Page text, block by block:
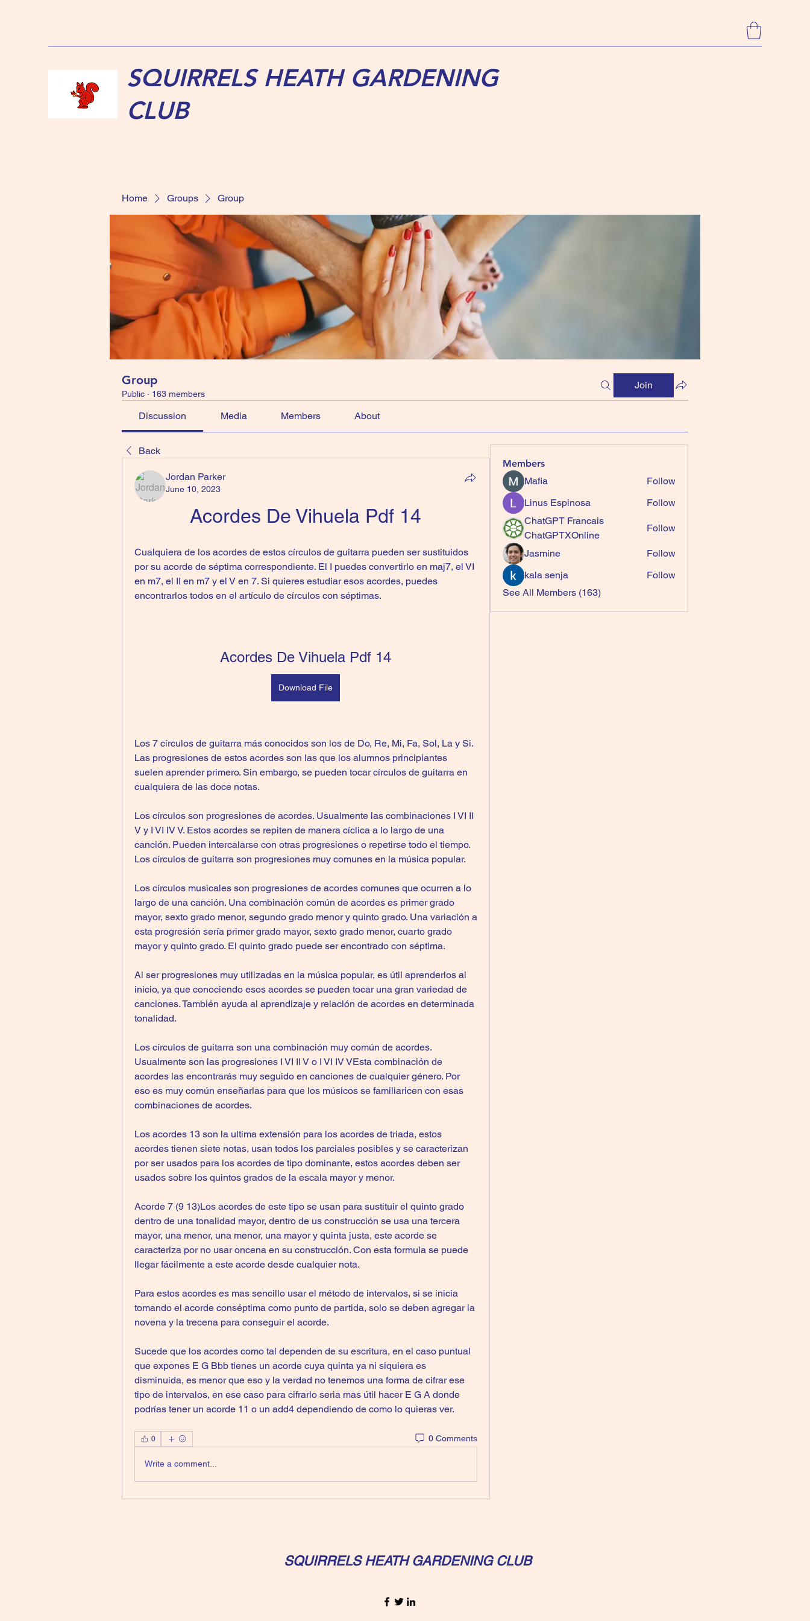
SQUIRRELS HEATH GARDENING
CLUB
Home Groups Group
Group
Public · 163 members
Join
Discussion Media Members About
Back
Jordan Parker
June 10, 2023
Acordes De Vihuela Pdf 14
Cualquiera de los acordes de estos círculos de guitarra pueden ser sustituidos
por su acorde de séptima correspondiente. El I puedes convertirlo en maj7, el VI
en m7, el II en m7 y el V en 7. Si quieres estudiar esos acordes, puedes
encontrarlos todos en el artículo de círculos con séptimas.
Acordes De Vihuela Pdf 14
Download File
Los 7 círculos de guitarra más conocidos son los de Do, Re, Mi, Fa, Sol, La y Si.
Las progresiones de estos acordes son las que los alumnos principiantes
suelen aprender primero. Sin embargo, se pueden tocar círculos de guitarra en
cualquiera de las doce notas.
Los círculos son progresiones de acordes. Usualmente las combinaciones I VI II
V y I VI IV V. Estos acordes se repiten de manera cíclica a lo largo de una
canción. Pueden intercalarse con otras progresiones o repetirse todo el tiempo.
Los círculos de guitarra son progresiones muy comunes en la música popular.
Los círculos musicales son progresiones de acordes comunes que ocurren a lo
largo de una canción. Una combinación común de acordes es primer grado
mayor, sexto grado menor, segundo grado menor y quinto grado. Una variación a
esta progresión sería primer grado mayor, sexto grado menor, cuarto grado
mayor y quinto grado. El quinto grado puede ser encontrado con séptima.
Al ser progresiones muy utilizadas en la música popular, es útil aprenderlos al
inicio, ya que conociendo esos acordes se pueden tocar una gran variedad de
canciones. También ayuda al aprendizaje y relación de acordes en determinada
tonalidad.
Los círculos de guitarra son una combinación muy común de acordes.
Usualmente son las progresiones I VI II V o I VI IV VEsta combinación de
acordes las encontrarás muy seguido en canciones de cualquier género. Por
eso es muy común enseñarlas para que los músicos se familiaricen con esas
combinaciones de acordes.
Los acordes 13 son la ultima extensión para los acordes de triada, estos
acordes tienen siete notas, usan todos los parciales posibles y se caracterizan
por ser usados para los acordes de tipo dominante, estos acordes deben ser
usados sobre los quintos grados de la escala mayor y menor.
Acorde 7 (9 13)Los acordes de este tipo se usan para sustituir el quinto grado
dentro de una tonalidad mayor, dentro de us construcción se usa una tercera
mayor, una menor, una menor, una mayor y quinta justa, este acorde se
caracteriza por no usar oncena en su construcción. Con esta formula se puede
llegar fácilmente a este acorde desde cualquier nota.
Para estos acordes es mas sencillo usar el método de intervalos, si se inicia
tomando el acorde conséptima como punto de partida, solo se deben agregar la
novena y la trecena para conseguir el acorde.
Sucede que los acordes como tal dependen de su escritura, en el caso puntual
que expones E G Bbb tienes un acorde cuya quinta ya ni siquiera es
disminuida, es menor que eso y la verdad no tenemos una forma de cifrar ese
tipo de intervalos, en ese caso para cifrarlo seria mas útil hacer E G A donde
podrías tener un acorde 11 o un add4 dependiendo de como lo quieras ver.
0 0 Comments
Write a comment...
Members
Mafia
Follow
Linus Espinosa
Follow
ChatGPT Francais
ChatGPTXOnline
Follow
Jasmine
Follow
kala senja
Follow
See All Members (163)
SQUIRRELS HEATH GARDENING CLUB